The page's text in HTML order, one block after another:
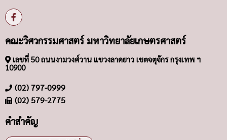
คณะวิศวกรรมศาสตร์ มหาวิทยาลัยเกษตรศาสตร์
เลขที่ 50 ถนนงามวงศ์วาน แขวงลาดยาว เขตจตุจักร กรุงเทพ ฯ
10900
(02) 797-0999
(02) 579-2775
คำสำคัญ